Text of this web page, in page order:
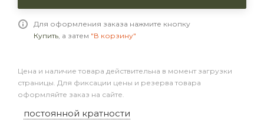
Для оформления заказа нажмите кнопку
Купить, а затем "В корзину"
Цена и наличие товара действительна в момент загрузки
страницы. Для фиксации цены и резерва товара
оформляйте заказ на сайте.
постоянной кратности